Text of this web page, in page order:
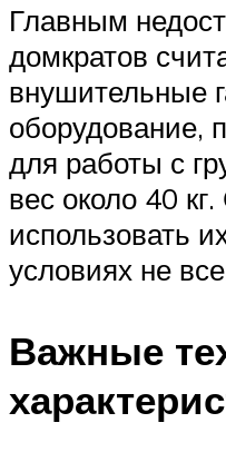
Главным
домкратов
внушительные
оборудование,
для работы с
вес около 40
использовать
условиях не
Важные